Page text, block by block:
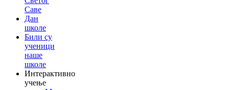
Саве
Дан
школе
Били су
ученици
наше
школе
Интерактивно
учење